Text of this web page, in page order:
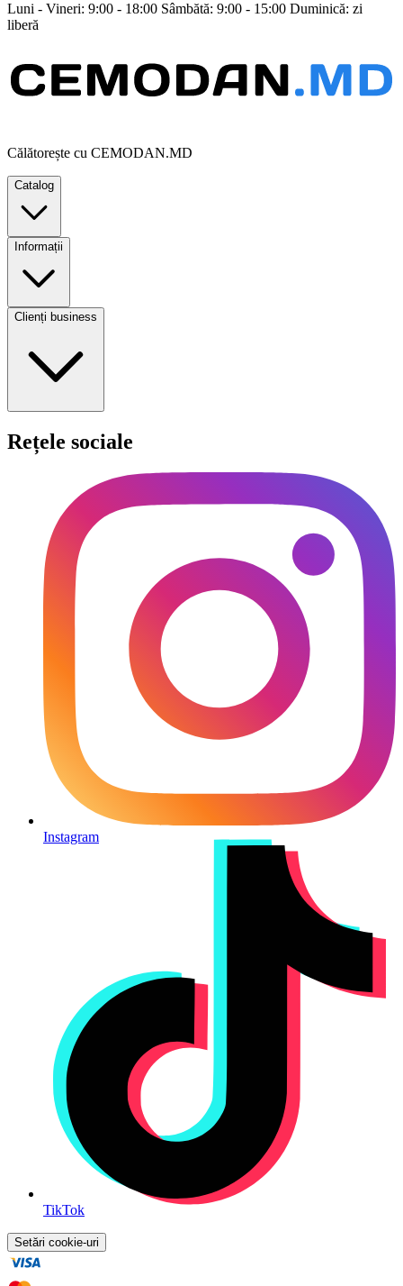
Luni - Vineri: 9:00 - 18:00 Sâmbătă: 9:00 - 15:00 Duminică: zi
liberă
Călătorește cu CEMODAN.MD
Catalog
Informații
Clienți business
Rețele sociale
Instagram
TikTok
Setări cookie-uri